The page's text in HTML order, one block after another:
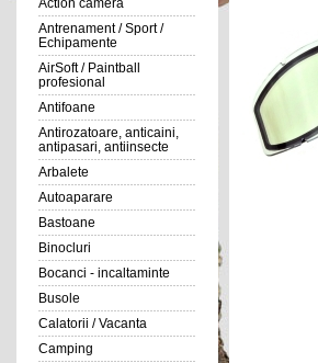
Action camera
Antrenament / Sport /
Echipamente
AirSoft / Paintball
profesional
Antifoane
Antirozatoare, anticaini,
antipasari, antiinsecte
Arbalete
Autoaparare
Bastoane
Binocluri
Bocanci - incaltaminte
Busole
Calatorii / Vacanta
Camping